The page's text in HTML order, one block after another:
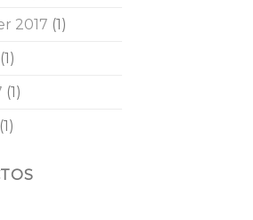
2017 (1)
(1)
(1)
(1)